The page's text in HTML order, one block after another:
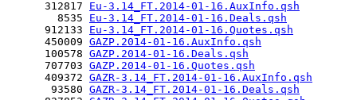
      312817
Eu-3.14_FT.2014-01-16.AuxInfo.qsh
        8535
Eu-3.14_FT.2014-01-16.Deals.qsh
      912133
Eu-3.14_FT.2014-01-16.Quotes.qsh
      450009
GAZP.2014-01-16.AuxInfo.qsh
      100578
GAZP.2014-01-16.Deals.qsh
      707703
GAZP.2014-01-16.Quotes.qsh
      409372
GAZR-3.14_FT.2014-01-16.AuxInfo.qsh
       93580
GAZR-3.14_FT.2014-01-16.Deals.qsh